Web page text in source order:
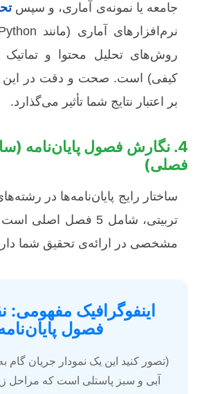
جامعه یا نمونه‌ی آماری، و سپس
روش‌های تحلیل محتوا و
کیفی) است. صحت و دقت در این
بر اعتبار نتایج شما تأثیر می‌گذارد.
فصلی)
ساختار رایج پایان‌نامه‌ها در
تربیتی، شامل 5 فصل
مشخصی در ارائه‌ی تحقیق شما
اینفوگرافیک مفهومی:
فصول
(تصور کنید این یک نمودار جریان گام
آبی و سبز پاستلی است که مراحل